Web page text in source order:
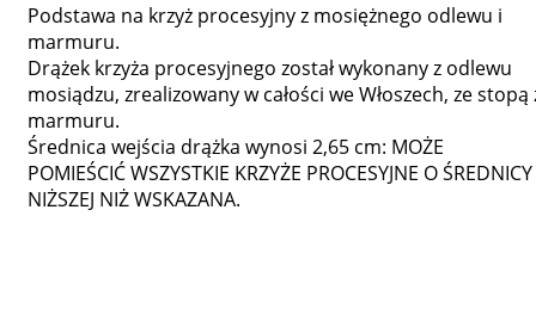
Podstawa na krzyż procesyjny z mosiężnego odlewu i
marmuru.
Drążek krzyża procesyjnego został wykonany z odlewu
mosiądzu, zrealizowany w całości we Włoszech, ze stopą
marmuru.
Średnica wejścia drążka wynosi 2,65 cm: MOŻE
POMIEŚCIĆ WSZYSTKIE KRZYŻE PROCESYJNE O ŚREDNICY
NIŻSZEJ NIŻ WSKAZANA.